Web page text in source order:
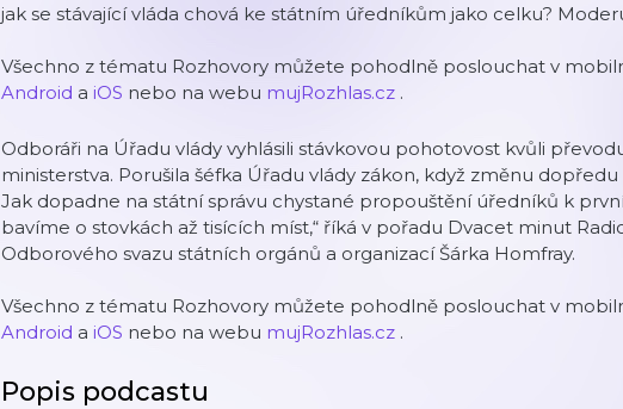
jak se stávající vláda chová ke státním úředníkům jako celku?
Všechno z tématu Rozhovory můžete pohodlně poslouchat v
Android a iOS nebo na webu mujRozhlas.cz .
Odboráři na Úřadu vlády vyhlásili stávkovou pohotovost kvůli
ministerstva. Porušila šéfka Úřadu vlády zákon, když změnu
Jak dopadne na státní správu chystané propouštění úředníků k
bavíme o stovkách až tisících míst,“ říká v pořadu Dvacet minut
Odborového svazu státních orgánů a organizací Šárka Homfray.
Všechno z tématu Rozhovory můžete pohodlně poslouchat v
Android a iOS nebo na webu mujRozhlas.cz .
Popis podcastu